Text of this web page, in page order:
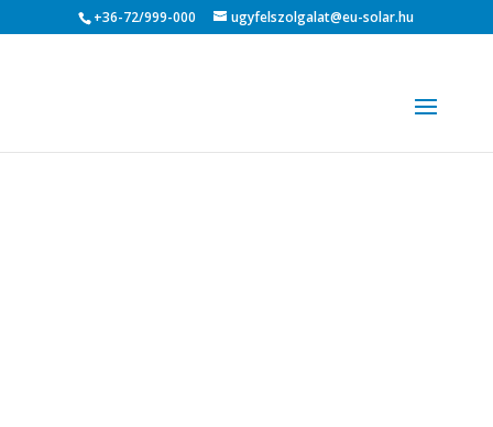
+36-72/999-000 ugyfelszolgalat@eu-solar.hu